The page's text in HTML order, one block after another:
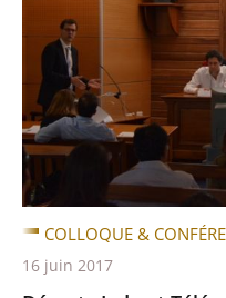
COLLOQUE &
16 juin 2017